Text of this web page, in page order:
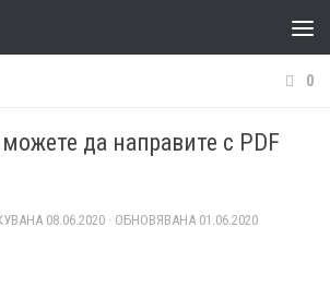
0
да направите с PDF
08.06.2020 · ОБНОВЯВАНА 01.06.2020